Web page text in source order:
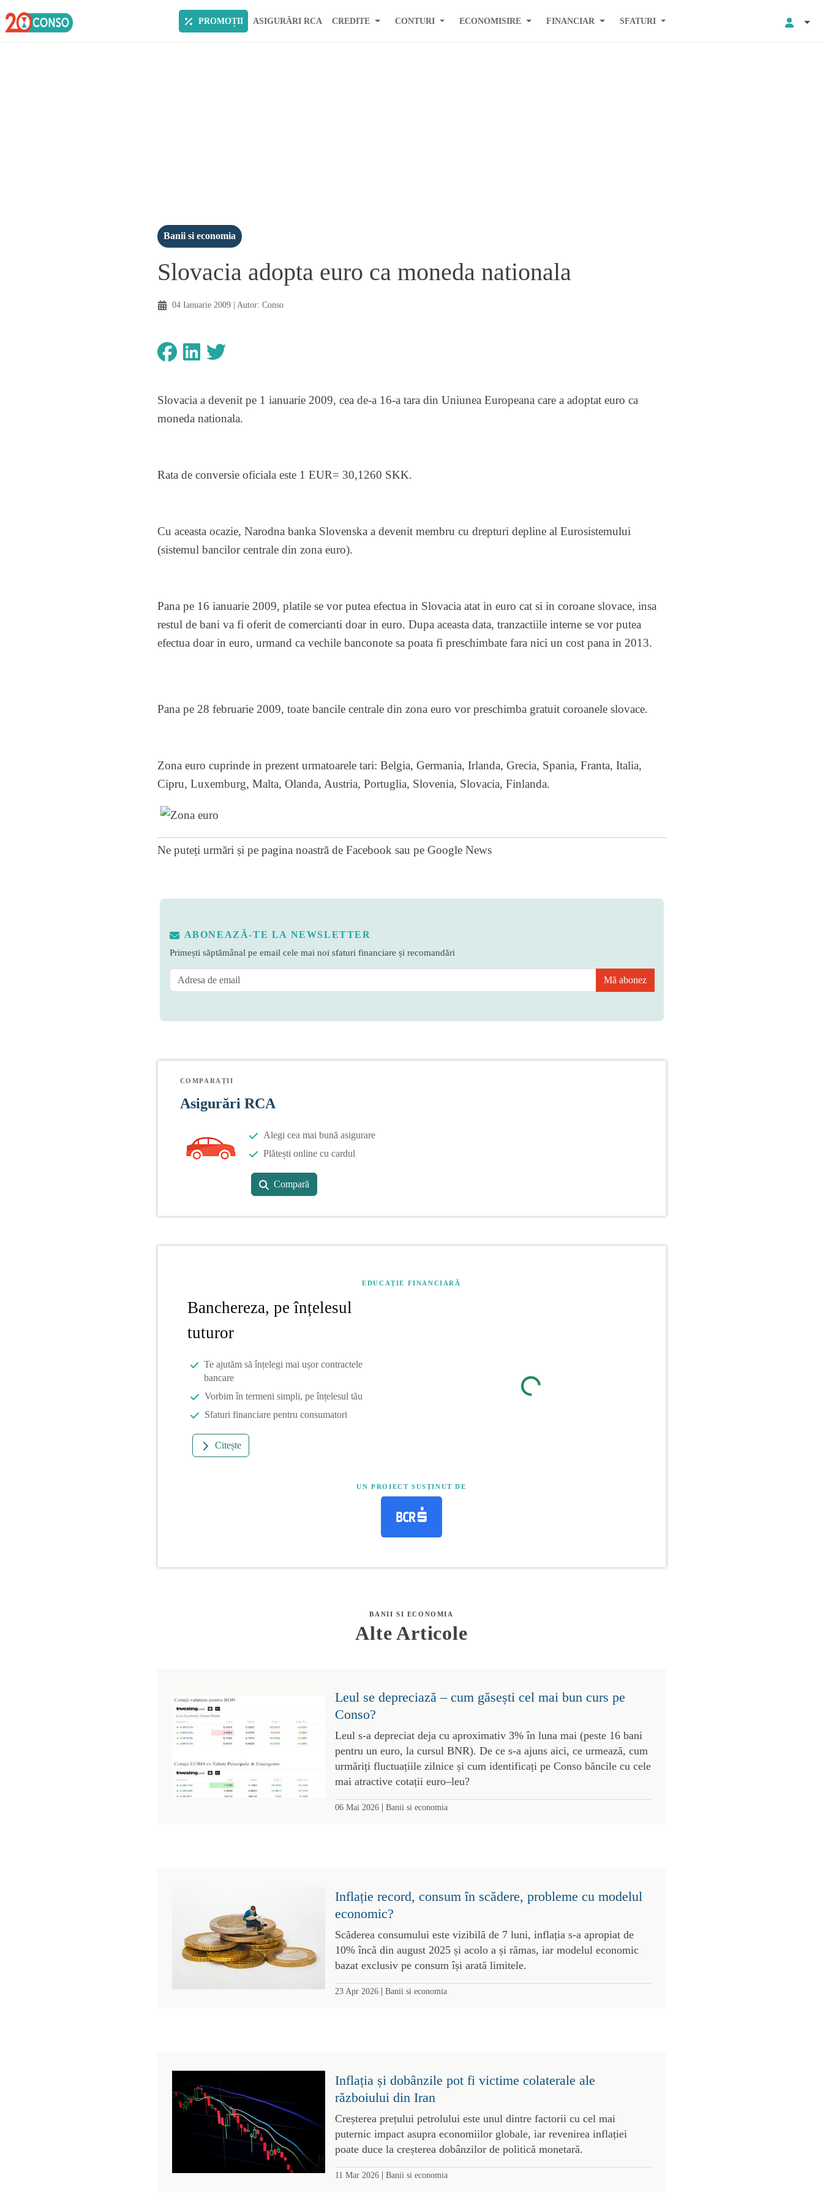
PROMOȚII ASIGURĂRI RCA CREDITE CONTURI ECONOMISIRE FINANCIAR SFATURI
Banii si economia
Slovacia adopta euro ca moneda nationala
04 Ianuarie 2009| Autor: Conso
Slovacia a devenit pe 1 ianuarie 2009, cea de-a 16-a tara din Uniunea Europeana care a adoptat euro ca
moneda nationala.
Rata de conversie oficiala este 1 EUR= 30,1260 SKK.
Cu aceasta ocazie, Narodna banka Slovenska a devenit membru cu drepturi depline al Eurosistemului
(sistemul bancilor centrale din zona euro).
Pana pe 16 ianuarie 2009, platile se vor putea efectua in Slovacia atat in euro cat si in coroane slovace, insa
restul de bani va fi oferit de comercianti doar in euro. Dupa aceasta data, tranzactiile interne se vor putea
efectua doar in euro, urmand ca vechile banconote sa poata fi preschimbate fara nici un cost pana in 2013.
Pana pe 28 februarie 2009, toate bancile centrale din zona euro vor preschimba gratuit coroanele slovace.
Zona euro cuprinde in prezent urmatoarele tari: Belgia, Germania, Irlanda, Grecia, Spania, Franta, Italia,
Cipru, Luxemburg, Malta, Olanda, Austria, Portuglia, Slovenia, Slovacia, Finlanda.
Ne puteți urmări și pe pagina noastră de Facebook sau pe Google News
ABONEAZĂ-TE LA NEWSLETTER
Primești săptămânal pe email cele mai noi sfaturi financiare și recomandări
Mă abonez
COMPARAȚII
Asigurări RCA
Alegi cea mai bună asigurare
Plătești online cu cardul
Compară
EDUCAȚIE FINANCIARĂ
Banchereza, pe înțelesul
tuturor
Te ajutăm să înțelegi mai ușor contractele
bancare
Vorbim în termeni simpli, pe înțelesul tău
Sfaturi financiare pentru consumatori
Citește
UN PROIECT SUSȚINUT DE
BANII SI ECONOMIA
Alte Articole
Leul se depreciază – cum găsești cel mai bun curs pe
Conso?
Leul s-a depreciat deja cu aproximativ 3% în luna mai (peste 16 bani
pentru un euro, la cursul BNR). De ce s-a ajuns aici, ce urmează, cum
urmăriți fluctuațiile zilnice și cum identificați pe Conso băncile cu cele
mai atractive cotații euro–leu?
06 Mai 2026| Banii si economia
Inflație record, consum în scădere, probleme cu modelul
economic?
Scăderea consumului este vizibilă de 7 luni, inflația s-a apropiat de
10% încă din august 2025 și acolo a și rămas, iar modelul economic
bazat exclusiv pe consum își arată limitele.
23 Apr 2026| Banii si economia
Inflația și dobânzile pot fi victime colaterale ale
războiului din Iran
Creșterea prețului petrolului este unul dintre factorii cu cel mai
puternic impact asupra economiilor globale, iar revenirea inflației
poate duce la creșterea dobânzilor de politică monetară.
11 Mar 2026| Banii si economia